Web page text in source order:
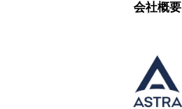
会社概要